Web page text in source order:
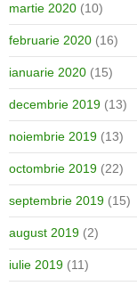
martie 2020 (10)
februarie 2020 (16)
ianuarie 2020 (15)
decembrie 2019 (13)
noiembrie 2019 (13)
octombrie 2019 (22)
septembrie 2019 (15)
august 2019 (2)
iulie 2019 (11)